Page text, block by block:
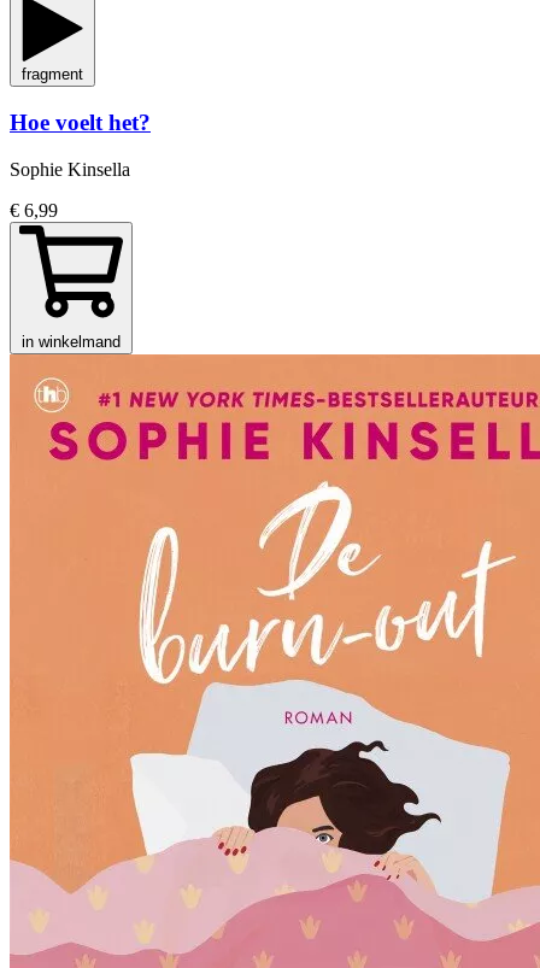
fragment
Hoe voelt het?
Sophie Kinsella
€ 6,99
in winkelmand